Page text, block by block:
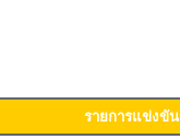
รายการแข่งขัน